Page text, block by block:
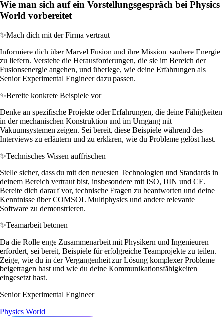
Wie man sich auf ein Vorstellungsgespräch bei Physics
World vorbereitet
✨Mach dich mit der Firma vertraut
Informiere dich über Marvel Fusion und ihre Mission, saubere Energie
zu liefern. Verstehe die Herausforderungen, die sie im Bereich der
Fusionsenergie angehen, und überlege, wie deine Erfahrungen als
Senior Experimental Engineer dazu passen.
✨Bereite konkrete Beispiele vor
Denke an spezifische Projekte oder Erfahrungen, die deine Fähigkeiten
in der mechanischen Konstruktion und im Umgang mit
Vakuumsystemen zeigen. Sei bereit, diese Beispiele während des
Interviews zu erläutern und zu erklären, wie du Probleme gelöst hast.
✨Technisches Wissen auffrischen
Stelle sicher, dass du mit den neuesten Technologien und Standards in
deinem Bereich vertraut bist, insbesondere mit ISO, DIN und CE.
Bereite dich darauf vor, technische Fragen zu beantworten und deine
Kenntnisse über COMSOL Multiphysics und andere relevante
Software zu demonstrieren.
✨Teamarbeit betonen
Da die Rolle enge Zusammenarbeit mit Physikern und Ingenieuren
erfordert, sei bereit, Beispiele für erfolgreiche Teamprojekte zu teilen.
Zeige, wie du in der Vergangenheit zur Lösung komplexer Probleme
beigetragen hast und wie du deine Kommunikationsfähigkeiten
eingesetzt hast.
Senior Experimental Engineer
Physics World